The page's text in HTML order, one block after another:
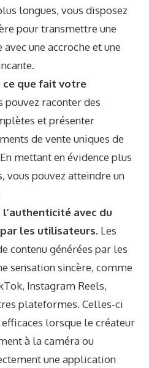
longues, vous disposez
pour transmettre une
une accroche et une
ce que fait votre
pouvez raconter des
et présenter
de vente uniques de
mettant en évidence plus
vous pouvez atteindre un
avec du
les utilisateurs. Les
contenu générées par les
sensation sincère, comme
Instagram Reels,
plateformes. Celles-ci
lorsque le créateur
à la caméra ou
une application